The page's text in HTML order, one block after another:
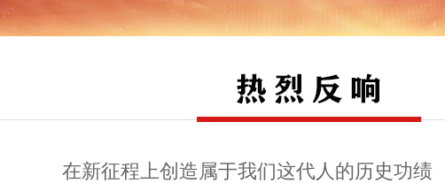
在新征程上创造属于我们这代人的历史功绩